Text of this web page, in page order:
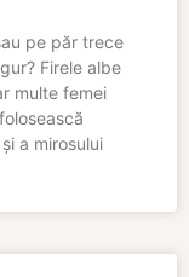
pe păr trece
Firele albe
multe femei
a mirosului